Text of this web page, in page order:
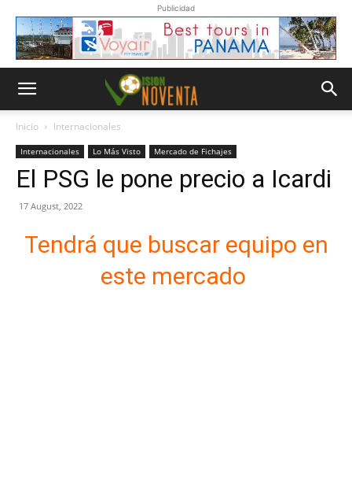
Publicidad
Inicio Internacionales
Internacionales Lo Más Visto Mercado de Fichajes
El PSG le pone precio a Icardi
17 August, 2022
Tendrá que buscar equipo en
este mercado